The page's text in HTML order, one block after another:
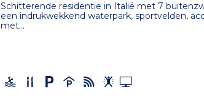
Schitterende residentie in Italië met 7
een indrukwekkend waterpark, sportvelden,
met...